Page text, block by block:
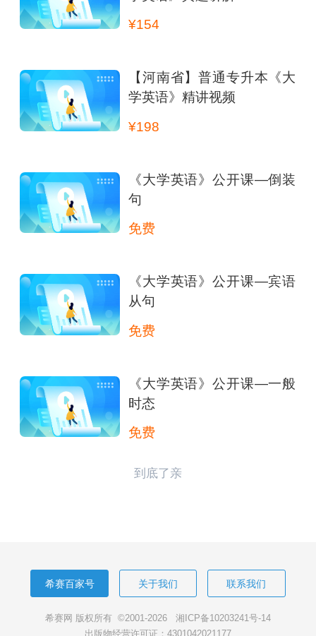
¥154
【河南省】普通专升本《大
学英语》精讲视频
¥198
《大学英语》公开课—倒装
句
免费
《大学英语》公开课—宾语
从句
免费
《大学英语》公开课—一般
时态
免费
到底了亲
希赛百家号 关于我们 联系我们
希赛网 版权所有 ©2001-2026 湘ICP备10203241号-14
出版物经营许可证：4301042021177